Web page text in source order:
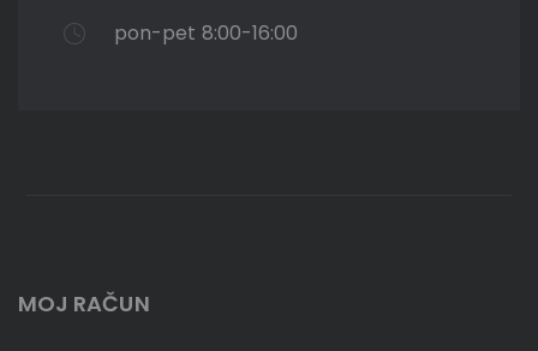
pon-pet 8:00-16:00
MOJ RAČUN